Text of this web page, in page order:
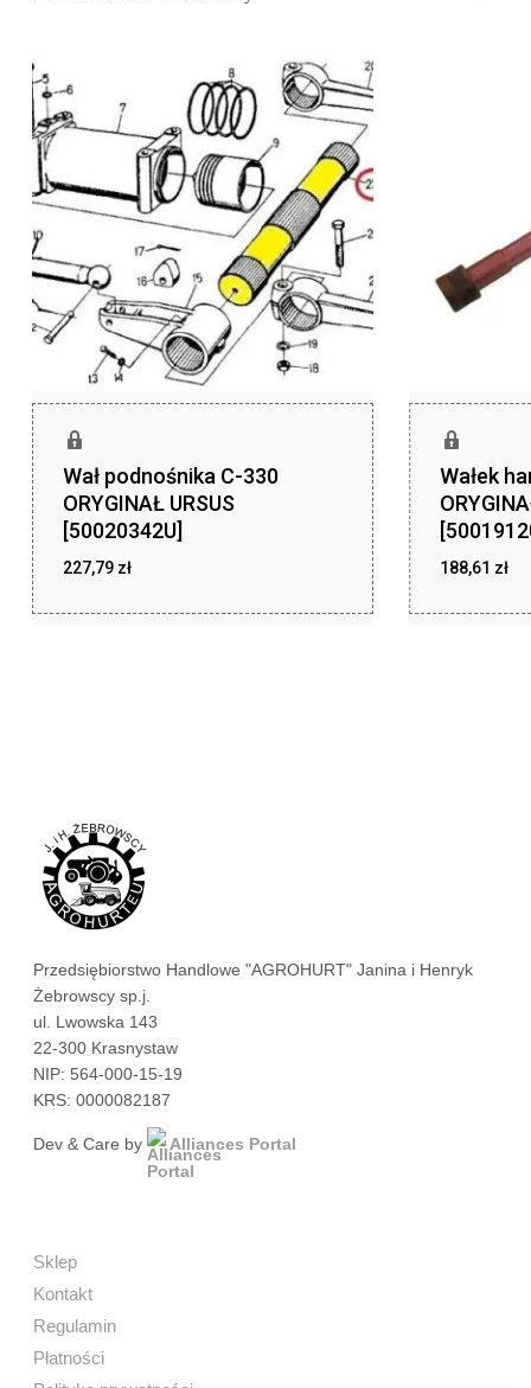
Wał podnośnika C-330
ORYGINAŁ URSUS
[50020342U]
227,79 zł
Wałek
188,61 zł
Przedsiębiorstwo Handlowe "AGROHURT" Janina i Henryk
Żebrowscy sp.j.
ul. Lwowska 143
22-300 Krasnystaw
NIP: 564-000-15-19
KRS: 0000082187
Dev & Care by Alliances Portal
Sklep
Kontakt
Regulamin
Płatności